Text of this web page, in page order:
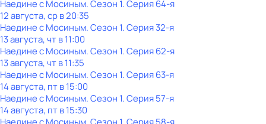
Наедине с Мосиным. Сезон 1. Серия 64-я
12 августа, ср в 20:35
Наедине с Мосиным. Сезон 1. Серия 32-я
13 августа, чт в 11:00
Наедине с Мосиным. Сезон 1. Серия 62-я
13 августа, чт в 11:35
Наедине с Мосиным. Сезон 1. Серия 63-я
14 августа, пт в 15:00
Наедине с Мосиным. Сезон 1. Серия 57-я
14 августа, пт в 15:30